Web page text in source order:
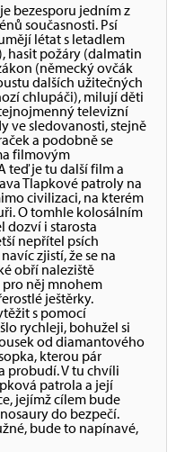
bezesporu jedním z
současnosti. Psí
létat s letadlem
hasit požáry (dalmatin
(německý ovčák
dalších užitečných
chlupáči), milují děti
televizní
ve sledovanosti, stejně
a podobně se
filmovým
teď je tu další film a
Tlapkové patroly na
civilizaci, na kterém
O tomhle kolosálním
dozví i starosta
nepřítel psích
zjistí, že se na
obří naleziště
pro něj mnohem
ještěrky.
s pomocí
rychleji, bohužel si
od diamantového
kterou pár
probudí. V tu chvíli
patrola a její
jejímž cílem bude
do bezpečí.
bude to napínavé,